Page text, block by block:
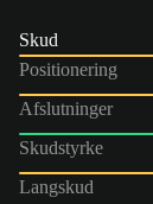
Skud
Positionering
Afslutninger
Skudstyrke
Langskud